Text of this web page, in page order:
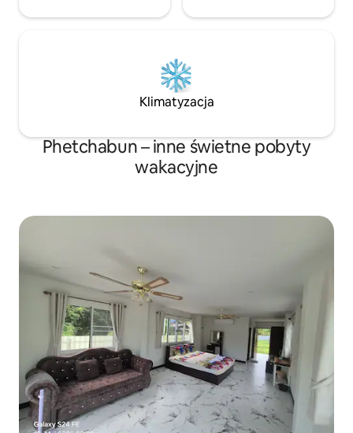
Klimatyzacja
Phetchabun – inne świetne pobyty
wakacyjne